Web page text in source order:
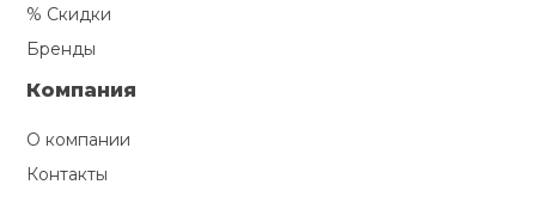
% Скидки
Бренды
Компания
О компании
Контакты